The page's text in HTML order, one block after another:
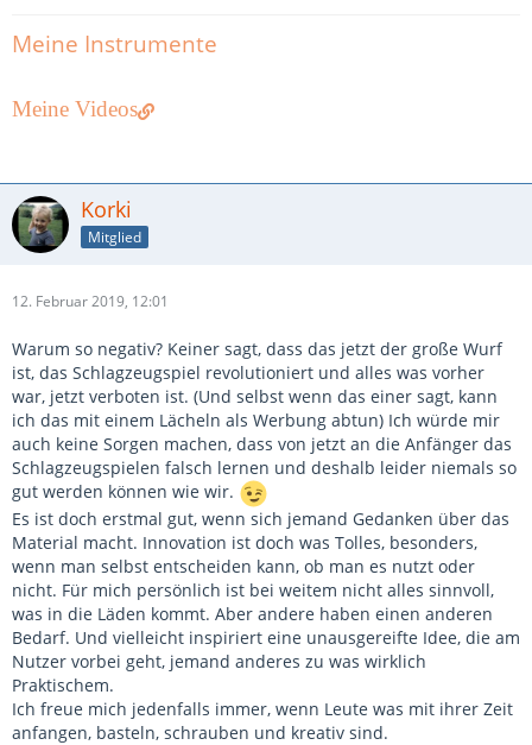
Meine Instrumente
Meine Videos
Korki
Mitglied
12. Februar 2019, 12:01
Warum so negativ? Keiner sagt, dass das jetzt der große Wurf
ist, das Schlagzeugspiel revolutioniert und alles was vorher
war, jetzt verboten ist. (Und selbst wenn das einer sagt, kann
ich das mit einem Lächeln als Werbung abtun) Ich würde mir
auch keine Sorgen machen, dass von jetzt an die Anfänger das
Schlagzeugspielen falsch lernen und deshalb leider niemals so
gut werden können wie wir.
Es ist doch erstmal gut, wenn sich jemand Gedanken über das
Material macht. Innovation ist doch was Tolles, besonders,
wenn man selbst entscheiden kann, ob man es nutzt oder
nicht. Für mich persönlich ist bei weitem nicht alles sinnvoll,
was in die Läden kommt. Aber andere haben einen anderen
Bedarf. Und vielleicht inspiriert eine unausgereifte Idee, die am
Nutzer vorbei geht, jemand anderes zu was wirklich
Praktischem.
Ich freue mich jedenfalls immer, wenn Leute was mit ihrer Zeit
anfangen, basteln, schrauben und kreativ sind.